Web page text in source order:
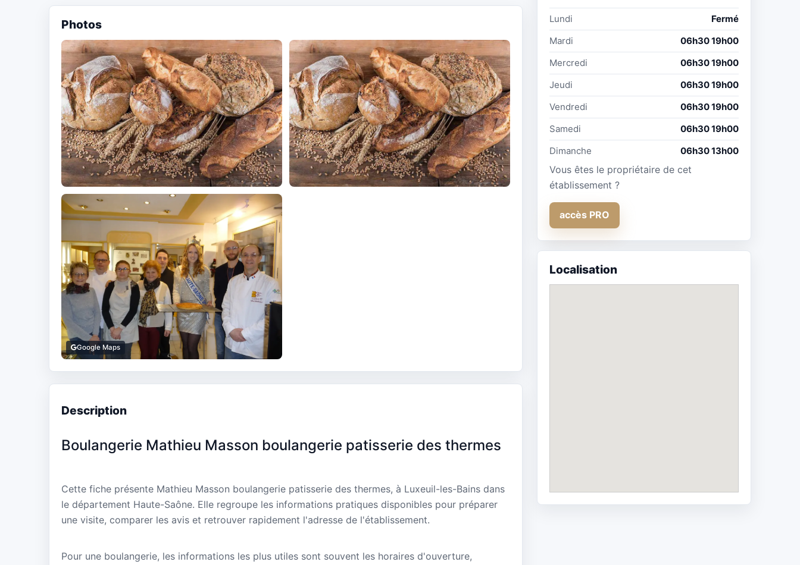
Photos
Google Maps
Description
Boulangerie Mathieu Masson boulangerie patisserie des thermes
Cette fiche présente Mathieu Masson boulangerie patisserie des thermes, à Luxeuil-les-Bains dans
le département Haute-Saône. Elle regroupe les informations pratiques disponibles pour préparer
une visite, comparer les avis et retrouver rapidement l'adresse de l'établissement.
Pour une boulangerie, les informations les plus utiles sont souvent les horaires d'ouverture,
Lundi
Fermé
Mardi
06h30 19h00
Mercredi
06h30 19h00
Jeudi
06h30 19h00
Vendredi
06h30 19h00
Samedi
06h30 19h00
Dimanche
06h30 13h00
Vous êtes le propriétaire de cet
établissement ?
accès PRO
Localisation